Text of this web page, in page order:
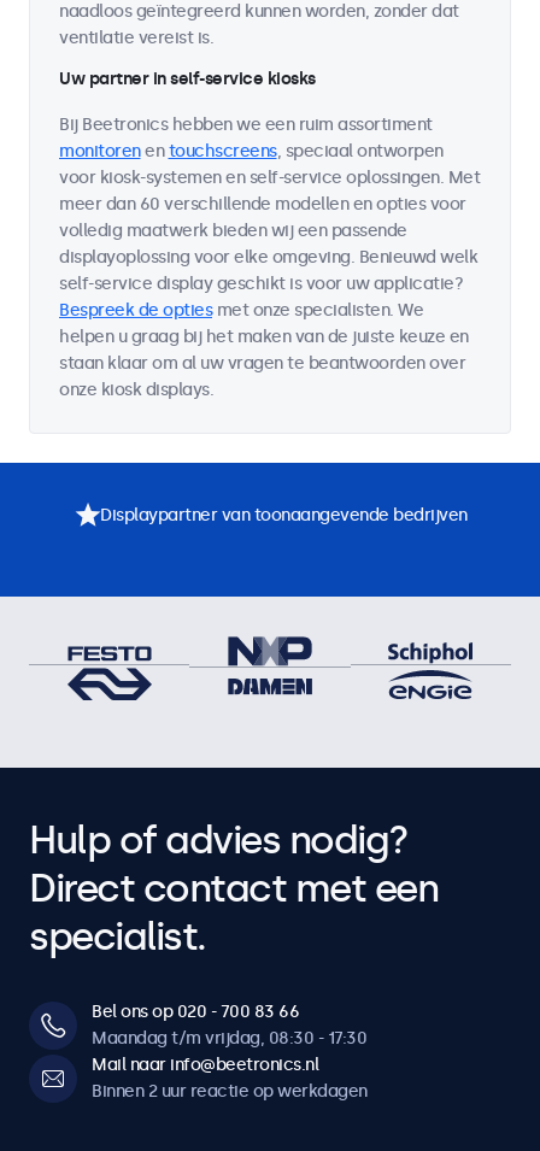
naadloos geïntegreerd kunnen worden, zonder dat
ventilatie vereist is.
Uw partner in self-service kiosks
Bij Beetronics hebben we een ruim assortiment
monitorenentouchscreens, speciaal ontworpen
voor kiosk-systemen en self-service oplossingen. Met
meer dan 60 verschillende modellen en opties voor
volledig maatwerk bieden wij een passende
displayoplossing voor elke omgeving. Benieuwd welk
self-service display geschikt is voor uw applicatie?
Bespreek de optiesmet onze specialisten. We
helpen u graag bij het maken van de juiste keuze en
staan klaar om al uw vragen te beantwoorden over
onze kiosk displays.
Displaypartner van toonaangevende bedrijven
Hulp of advies nodig?
Direct contact met een
specialist.
Bel ons op 020 - 700 83 66
Maandag t/m vrijdag, 08:30 - 17:30
Mail naar info@beetronics.nl
Binnen 2 uur reactie op werkdagen